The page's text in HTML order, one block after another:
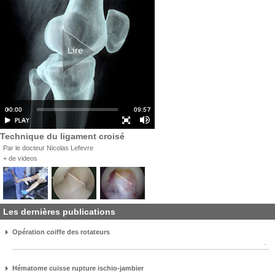
Technique du ligament croisé
Par le docteur Nicolas Lefevre
+ de videos
Les dernières publications
Opération coiffe des rotateurs
Hématome cuisse rupture ischio-jambier